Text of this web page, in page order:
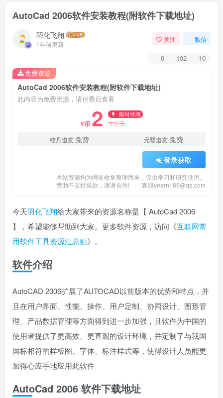
AutoCad 2006软件安装教程(附软件下载地址)
羽化飞翔
1年前更新
关注 私信
0 102 10
AutoCad 2006软件安装教程(附软件下载地址)
此内容为免费资源，请付费后查看
Y币 2 限时特惠
Y币5
结丹道友免费 元婴道友免费
登录获取
本站资源均为网友收集整理而来，仅供学习和研究使用。
赞助不支持退款，谢谢合作!
客服yearn186@qq.com
免费资源
今天羽化飞翔给大家带来的资源名称是【 AutoCad 2006
】，希望能够帮助到大家。更多软件资源，访问《互联网常
用软件工具资源汇总贴》。
软件介绍
AutoCAD 2006扩展了AUTOCAD以前版本的优势和特点，并
且在用户界面、性能、操作、用户定制、协同设计、图形管
理、产品数据管理等方面得到进一步加强，且软件为中国的
使用者提供了更高效、更直观的设计环境，并定制了与我国
国标相符的样板图、字体、标注样式等，使得设计人员能更
加得心应手地应用此软件
AutoCad 2006 软件下载地址